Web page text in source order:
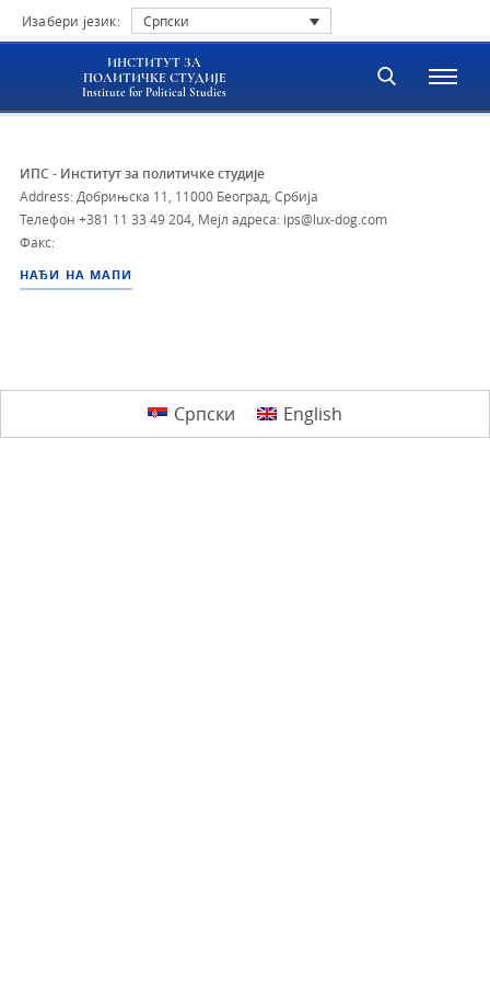
Изабери језик: Српски
ИНСТИТУТ ЗА
ПОЛИТИЧКЕ СТУДИЈЕ
Institute for Political Studies
ИПС - Институт за политичке студије
Address: Добрињска 11, 11000 Београд, Србија
Телефон +381 11 33 49 204 Мејл адреса: ips@lux-dog.com
Факс:
НАЂИ НА МАПИ
Српски English